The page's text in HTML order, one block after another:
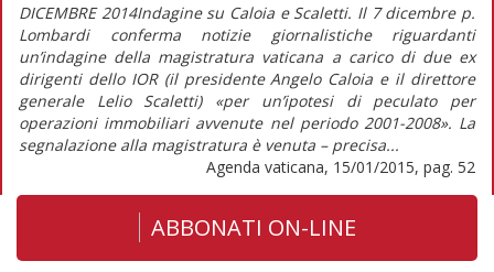
DICEMBRE 2014Indagine su Caloia e Scaletti. Il 7 dicembre p.
Lombardi conferma notizie giornalistiche riguardanti
un’indagine della magistratura vaticana a carico di due ex
dirigenti dello IOR (il presidente Angelo Caloia e il direttore
generale Lelio Scaletti) «per un’ipotesi di peculato per
operazioni immobiliari avvenute nel periodo 2001-2008». La
segnalazione alla magistratura è venuta – precisa...
Agenda vaticana, 15/01/2015, pag. 52
ABBONATI ON-LINE